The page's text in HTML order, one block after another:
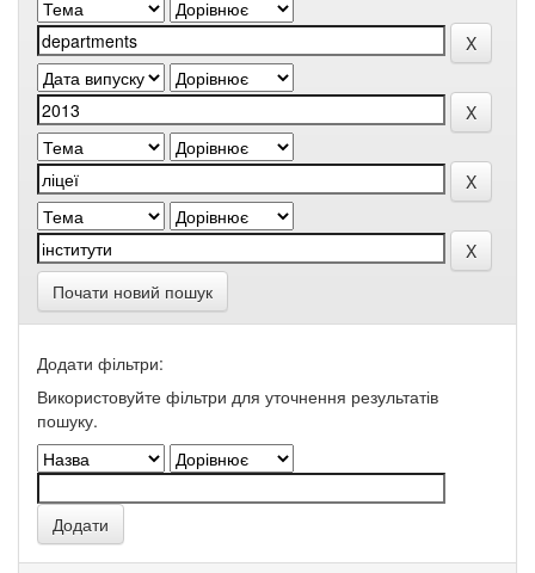
Почати новий пошук
Додати фільтри:
Використовуйте фільтри для уточнення результатів
пошуку.